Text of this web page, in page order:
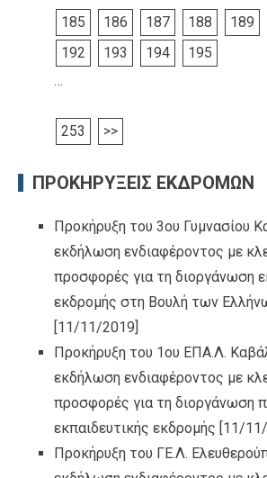
185 186 187 188 189
192
193 194
195
…
253 >>
ΠΡΟΚΗΡΥΞΕΙΣ ΕΚΔΡΟΜΩΝ
Προκήρυξη του 3ου Γυμνασίου
εκδήλωση ενδιαφέροντος με
προσφορές για τη διοργάνωση
εκδρομής στη Βουλή των
[11/11/2019]
Προκήρυξη του 1ου ΕΠΑ.Λ.
εκδήλωση ενδιαφέροντος με
προσφορές για τη διοργάνωση
εκπαιδευτικής εκδρομής [11/
Προκήρυξη του ΓΕ.Λ.